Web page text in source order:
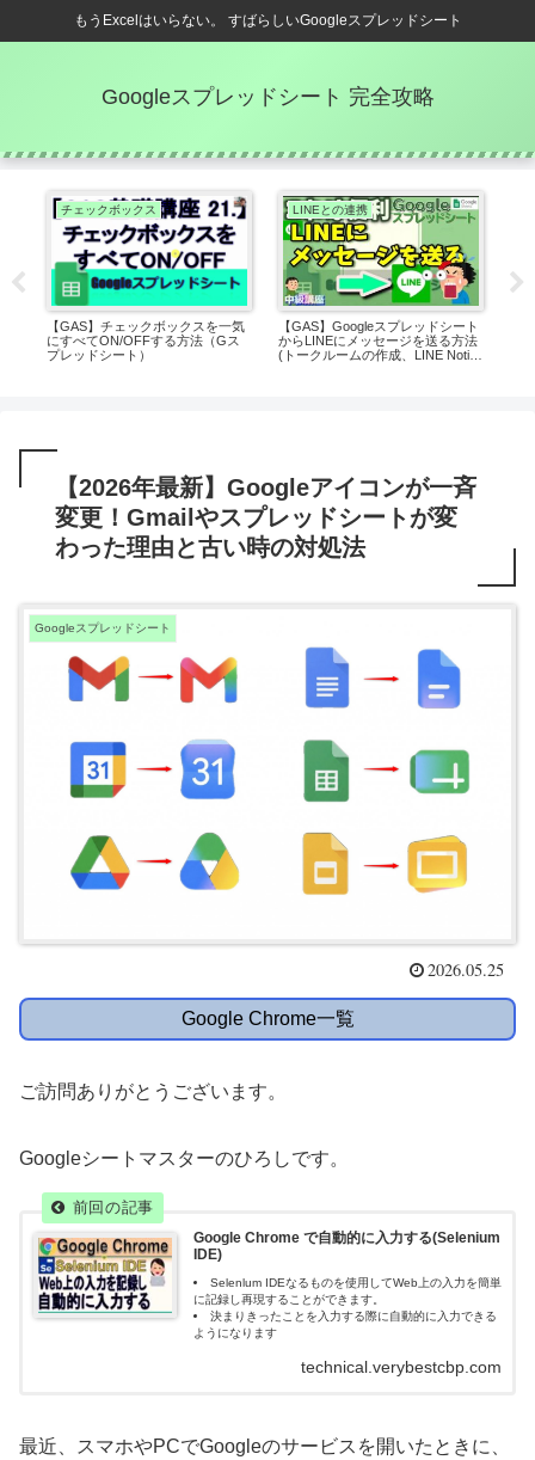
もうExcelはいらない。 すばらしいGoogleスプレッドシート
Googleスプレッドシート 完全攻略
チェックボックス
【GAS】チェックボックスを一気
にすべてON/OFFする方法（Gス
プレッドシート）
LINEとの連携
【GAS】Googleスプレッドシート
からLINEにメッセージを送る方法
(トークルームの作成、LINE Notify
【2026年最新】Googleアイコンが一斉
変更！Gmailやスプレッドシートが変
わった理由と古い時の対処法
Googleスプレッドシート
2026.05.25
Google Chrome一覧
ご訪問ありがとうございます。
Googleシートマスターのひろしです。
Google Chrome で自動的に入力する(Selenium
IDE)
Selenlum IDEなるものを使用してWeb上の入力を簡単
に記録し再現することができます。
決まりきったことを入力する際に自動的に入力できる
ようになります
technical.verybestcbp.com
最近、スマホやPCでGoogleのサービスを開いたときに、